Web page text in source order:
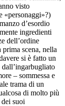
visto
«personaggi»?)
d’esordio
ingredienti
dell’ordine
prima scena, nella
si è fatto un
– sommessa e
trama di un
di molto più
suoi